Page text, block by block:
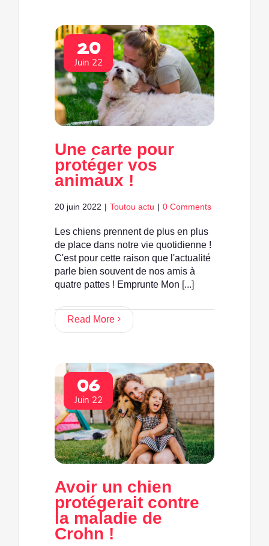
20
Juin 22
Une carte pour
protéger vos
animaux !
20 juin 2022 | Toutou actu | 0 Comments
Les chiens prennent de plus en plus
de place dans notre vie quotidienne !
C'est pour cette raison que l'actualité
parle bien souvent de nos amis à
quatre pattes ! Emprunte Mon [...]
Read More
06
Juin 22
Avoir un chien
protégerait contre
la maladie de
Crohn !